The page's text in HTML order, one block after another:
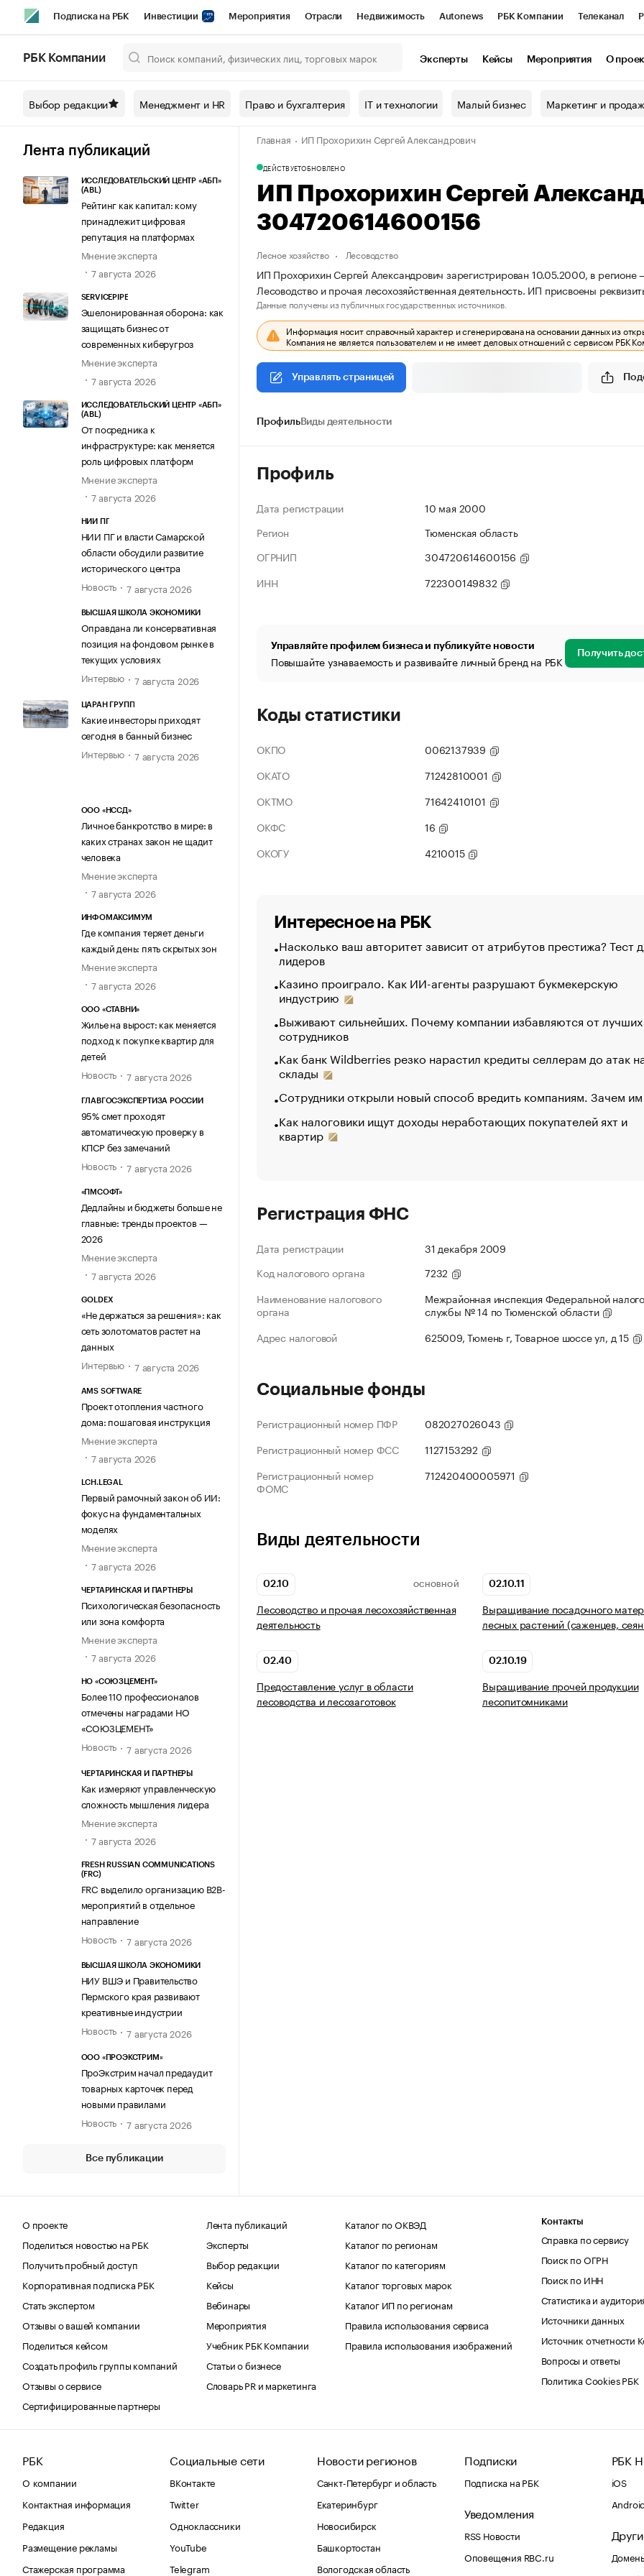
Подписка на РБК Инвестиции Мероприятия Отрасли Недвижимость Autonews РБК Компании Телеканал
Спецпроекты СПб Конференции СПб Спецпроекты Проверка контрагентов
Технологии и медиа Рынок наличной валюты
РБК Компании Эксперты Кейсы Мероприятия О
Выбор редакции Менеджмент и HR Право и бухгалтерия IT и технологии Малый бизнес Маркетинг и
Лента публикаций
ИССЛЕДОВАТЕЛЬСКИЙ ЦЕНТР «АБП»
(ABL)
Рейтинг как капитал: кому
принадлежит цифровая
репутация на платформах
Мнение эксперта
7 августа 2026
SERVICEPIPE
Эшелонированная оборона: как
защищать бизнес от
современных киберугроз
Мнение эксперта
7 августа 2026
ИССЛЕДОВАТЕЛЬСКИЙ ЦЕНТР «АБП»
(ABL)
От посредника к
инфраструктуре: как меняется
роль цифровых платформ
Мнение эксперта
7 августа 2026
НИИ ПГ
НИИ ПГ и власти Самарской
области обсудили развитие
исторического центра
Новость
7 августа 2026
ВЫСШАЯ ШКОЛА ЭКОНОМИКИ
Оправдана ли консервативная
позиция на фондовом рынке в
текущих условиях
Интервью
7 августа 2026
ЦАРАН ГРУПП
Какие инвесторы приходят
сегодня в банный бизнес
Интервью
7 августа 2026
ООО «НССД»
Личное банкротство в мире: в
каких странах закон не щадит
человека
Мнение эксперта
7 августа 2026
ИНФОМАКСИМУМ
Где компания теряет деньги
каждый день: пять скрытых зон
Мнение эксперта
7 августа 2026
ООО «СТАВНИ»
Жилье на вырост: как меняется
подход к покупке квартир для
детей
Новость
7 августа 2026
ГЛАВГОСЭКСПЕРТИЗА РОССИИ
95% смет проходят
автоматическую проверку в
КПСР без замечаний
Новость
7 августа 2026
«ПМСОФТ»
Дедлайны и бюджеты больше не
главные: тренды проектов —
2026
Мнение эксперта
7 августа 2026
GOLDEX
«Не держаться за решения»: как
сеть золотоматов растет на
данных
Интервью
7 августа 2026
AMS SOFTWARE
Проект отопления частного
дома: пошаговая инструкция
Мнение эксперта
7 августа 2026
LCH.LEGAL
Первый рамочный закон об ИИ:
фокус на фундаментальных
моделях
Мнение эксперта
7 августа 2026
ЧЕРТАРИНСКАЯ И ПАРТНЕРЫ
Психологическая безопасность
или зона комфорта
Мнение эксперта
7 августа 2026
НО «СОЮЗЦЕМЕНТ»
Более 110 профессионалов
отмечены наградами НО
«СОЮЗЦЕМЕНТ»
Новость
7 августа 2026
ЧЕРТАРИНСКАЯ И ПАРТНЕРЫ
Как измеряют управленческую
сложность мышления лидера
Мнение эксперта
7 августа 2026
FRESH RUSSIAN COMMUNICATIONS
(FRC)
FRC выделило организацию B2B-
мероприятий в отдельное
направление
Новость
7 августа 2026
ВЫСШАЯ ШКОЛА ЭКОНОМИКИ
НИУ ВШЭ и Правительство
Пермского края развивают
креативные индустрии
Новость
7 августа 2026
ООО «ПРОЭКСТРИМ»
ПроЭкстрим начал предаудит
товарных карточек перед
новыми правилами
Новость
7 августа 2026
Все публикации
Главная ИП Прохорихин Сергей Александрович
ДЕЙСТВУЕТОБНОВЛЕНО
ИП Прохорихин Сергей
304720614600156
Лесное хозяйство Лесоводство
ИП Прохорихин Сергей Александрович зарегистрирован 10.05.2000, в
Лесоводство и прочая лесохозяйственная деятельность. ИП присвоены
Данные получены из публичных государственных источников.
Информация носит справочный характер и сгенерирована на основании данных из
Компания не является пользователем и не имеет деловых отношений с сервисом РБК
Управлять страницей
ПрофильВиды деятельности
Профиль
Дата регистрации
10 мая 2000
Регион
Тюменская область
ОГРНИП
304720614600156
ИНН
722300149832
Управляйте профилем бизнеса и публикуйте новости
Повышайте узнаваемость и развивайте личный бренд на РБК Получить
Коды статистики
ОКПО
0062137939
ОКАТО
71242810001
ОКТМО
71642410101
ОКФС
16
ОКОГУ
4210015
Интересное на РБК
Насколько ваш авторитет зависит от атрибутов престижа? Тест
лидеров
Казино проиграло. Как ИИ-агенты разрушают букмекерскую
индустрию
Выживают сильнейших. Почему компании избавляются от лучших
сотрудников
Как банк Wildberries резко нарастил кредиты селлерам до атак
склады
Сотрудники открыли новый способ вредить компаниям. Зачем
Как налоговики ищут доходы неработающих покупателей яхт и
квартир
Регистрация ФНС
Дата регистрации
31 декабря 2009
Код налогового органа
7232
Наименование налогового
органа
Межрайонная инспекция Федеральной
службы № 14 по Тюменской области
Адрес налоговой
625009, Тюмень г, Товарное шоссе ул, д 15
Социальные фонды
Регистрационный номер ПФР
082027026043
Регистрационный номер ФСС
1127153292
Регистрационный номер
ФОМС
712420400005971
Виды деятельности
02.10 ОСНОВНОЙ
Лесоводство и прочая лесохозяйственная
деятельность
02.10.11
Выращивание посадочного
лесных растений (саженцев,
02.40
Предоставление услуг в области
лесоводства и лесозаготовок
02.10.19
Выращивание прочей продукции
лесопитомниками
О проекте
Поделиться новостью на РБК
Получить пробный доступ
Корпоративная подписка РБК
Стать экспертом
Отзывы о вашей компании
Поделиться кейсом
Создать профиль группы компаний
Отзывы о сервисе
Сертифицированные партнеры
Лента публикаций
Эксперты
Выбор редакции
Кейсы
Вебинары
Мероприятия
Учебник РБК Компании
Статьи о бизнесе
Словарь PR и маркетинга
Каталог по ОКВЭД
Каталог по регионам
Каталог по категориям
Каталог торговых марок
Каталог ИП по регионам
Правила использования сервиса
Правила использования изображений
Контакты
Справка по сервису
Поиск по ОГРН
Поиск по ИНН
Статистика и
Источники данных
Источник отчетности
Вопросы и ответы
Политика Cookies РБК
РБК
О компании
Контактная информация
Редакция
Размещение рекламы
Стажерская программа
Социальные сети
ВКонтакте
Twitter
Одноклассники
YouTube
Telegram
Новости регионов
Санкт-Петербург и область
Екатеринбург
Новосибирск
Башкортостан
Вологодская область
Подписки
Подписка на РБК
Уведомления
RSS Новости
Оповещения RBC.ru
РБК
iOS